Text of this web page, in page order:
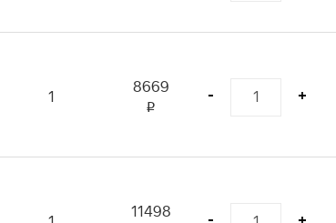
1 8669
i
- +
11498